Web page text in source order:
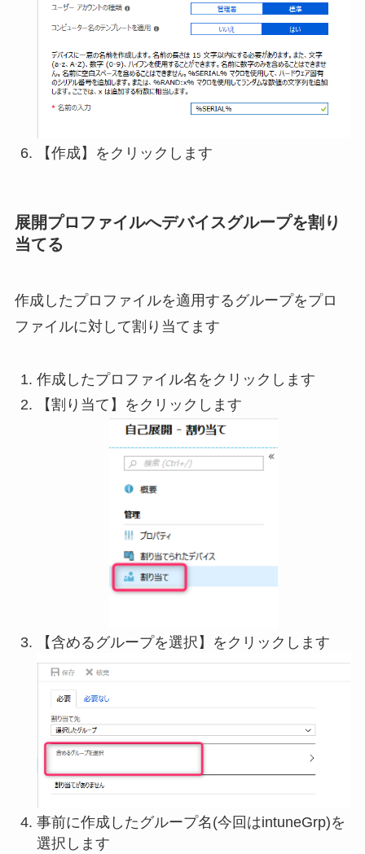
【作成】をクリックします
展開プロファイルへデバイスグループを割り
当てる
作成したプロファイルを適用するグループをプロ
ファイルに対して割り当てます
作成したプロファイル名をクリックします
【割り当て】をクリックします
【含めるグループを選択】をクリックします
事前に作成したグループ名(今回はintuneGrp)を
選択します